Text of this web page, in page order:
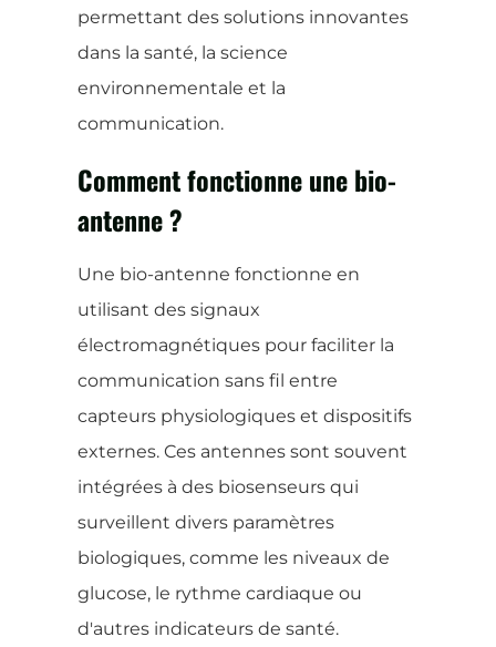
permettant des solutions innovantes
dans la santé, la science
environnementale et la
communication.
Comment fonctionne une bio-
antenne ?
Une bio-antenne fonctionne en
utilisant des signaux
électromagnétiques pour faciliter la
communication sans fil entre
capteurs physiologiques et dispositifs
externes. Ces antennes sont souvent
intégrées à des biosenseurs qui
surveillent divers paramètres
biologiques, comme les niveaux de
glucose, le rythme cardiaque ou
d'autres indicateurs de santé.